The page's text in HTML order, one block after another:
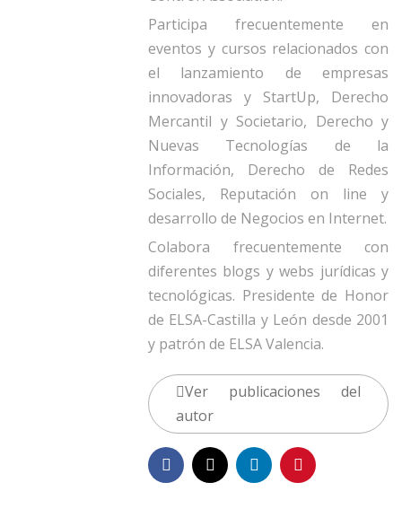
Participa frecuentemente en
eventos y cursos relacionados con
el lanzamiento de empresas
innovadoras y StartUp, Derecho
Mercantil y Societario, Derecho y
Nuevas Tecnologías de la
Información, Derecho de Redes
Sociales, Reputación on line y
desarrollo de Negocios en Internet.
Colabora frecuentemente con
diferentes blogs y webs jurídicas y
tecnológicas. Presidente de Honor
de ELSA-Castilla y León desde 2001
y patrón de ELSA Valencia.
Ver publicaciones del
autor